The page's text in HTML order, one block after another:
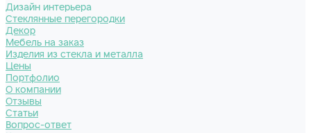
Дизайн интерьера
Стеклянные перегородки
Декор
Мебель на заказ
Изделия из стекла и металла
Цены
Портфолио
О компании
Отзывы
Статьи
Вопрос-ответ